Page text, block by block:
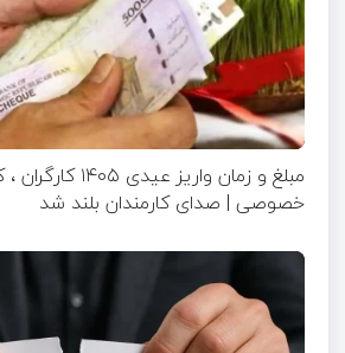
مبلغ و زمان واریز
خصوصی | صدای کارمندان بلند شد